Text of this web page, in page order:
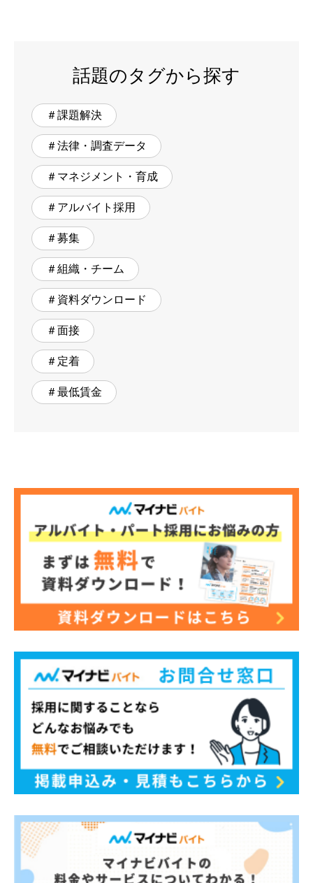
話題のタグから探す
＃課題解決
＃法律・調査データ
＃マネジメント・育成
＃アルバイト採用
＃募集
＃組織・チーム
＃資料ダウンロード
＃面接
＃定着
＃最低賃金